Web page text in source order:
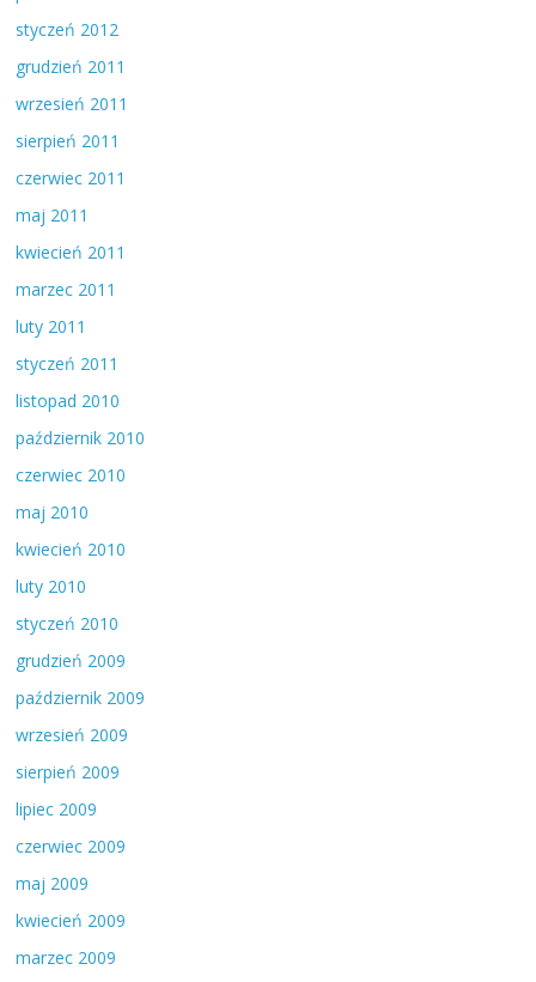
styczeń 2012
grudzień 2011
wrzesień 2011
sierpień 2011
czerwiec 2011
maj 2011
kwiecień 2011
marzec 2011
luty 2011
styczeń 2011
listopad 2010
październik 2010
czerwiec 2010
maj 2010
kwiecień 2010
luty 2010
styczeń 2010
grudzień 2009
październik 2009
wrzesień 2009
sierpień 2009
lipiec 2009
czerwiec 2009
maj 2009
kwiecień 2009
marzec 2009